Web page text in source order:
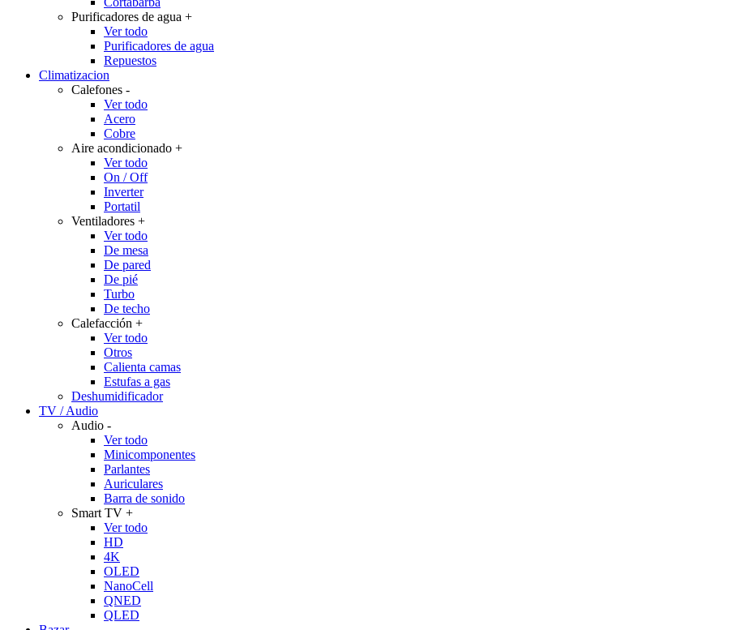
Purificadores de agua +
Ver todo
Purificadores de agua
Repuestos
Climatizacion
Calefones -
Ver todo
Acero
Cobre
Aire acondicionado +
Ver todo
On / Off
Inverter
Portatil
Ventiladores +
Ver todo
De mesa
De pared
De pié
Turbo
De techo
Calefacción +
Ver todo
Otros
Calienta camas
Estufas a gas
Deshumidificador
TV / Audio
Audio -
Ver todo
Minicomponentes
Parlantes
Auriculares
Barra de sonido
Smart TV +
Ver todo
HD
4K
OLED
NanoCell
QNED
QLED